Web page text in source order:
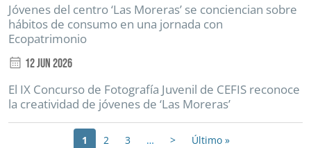
Jóvenes del centro ‘Las Moreras’ se conciencian sobre
hábitos de consumo en una jornada con
Ecopatrimonio
12 Jun 2026
El IX Concurso de Fotografía Juvenil de CEFIS reconoce
la creatividad de jóvenes de ‘Las Moreras’
Paginación
1 2 3 … >Siguiente página
Último »Última página